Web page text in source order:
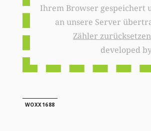
Ihrem Browser gespeichert
an unsere Server
Zähler zurücksetzen
developed
WOXX1688